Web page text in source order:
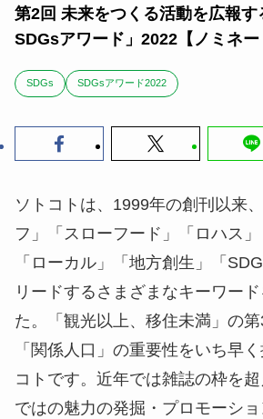
第2回 未来をつくる活動を広報す
SDGsアワード」2022【ノミネー
SDGs SDGsアワード2022
ソトコトは、1999年の創刊以来
フ」「スローフード」「ロハス」
「ローカル」「地方創生」「
リードするさまざまなキーワー
た。「観光以上、移住未満」の
「関係人口」の重要性をいち早
コトです。近年では雑誌の枠を
ではの魅力の発掘・プロモーショ